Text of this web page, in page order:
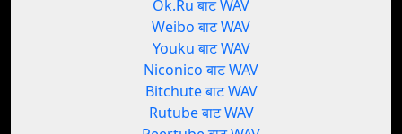
Ok.Ru बाट WAV
Weibo बाट WAV
Youku बाट WAV
Niconico बाट WAV
Bitchute बाट WAV
Rutube बाट WAV